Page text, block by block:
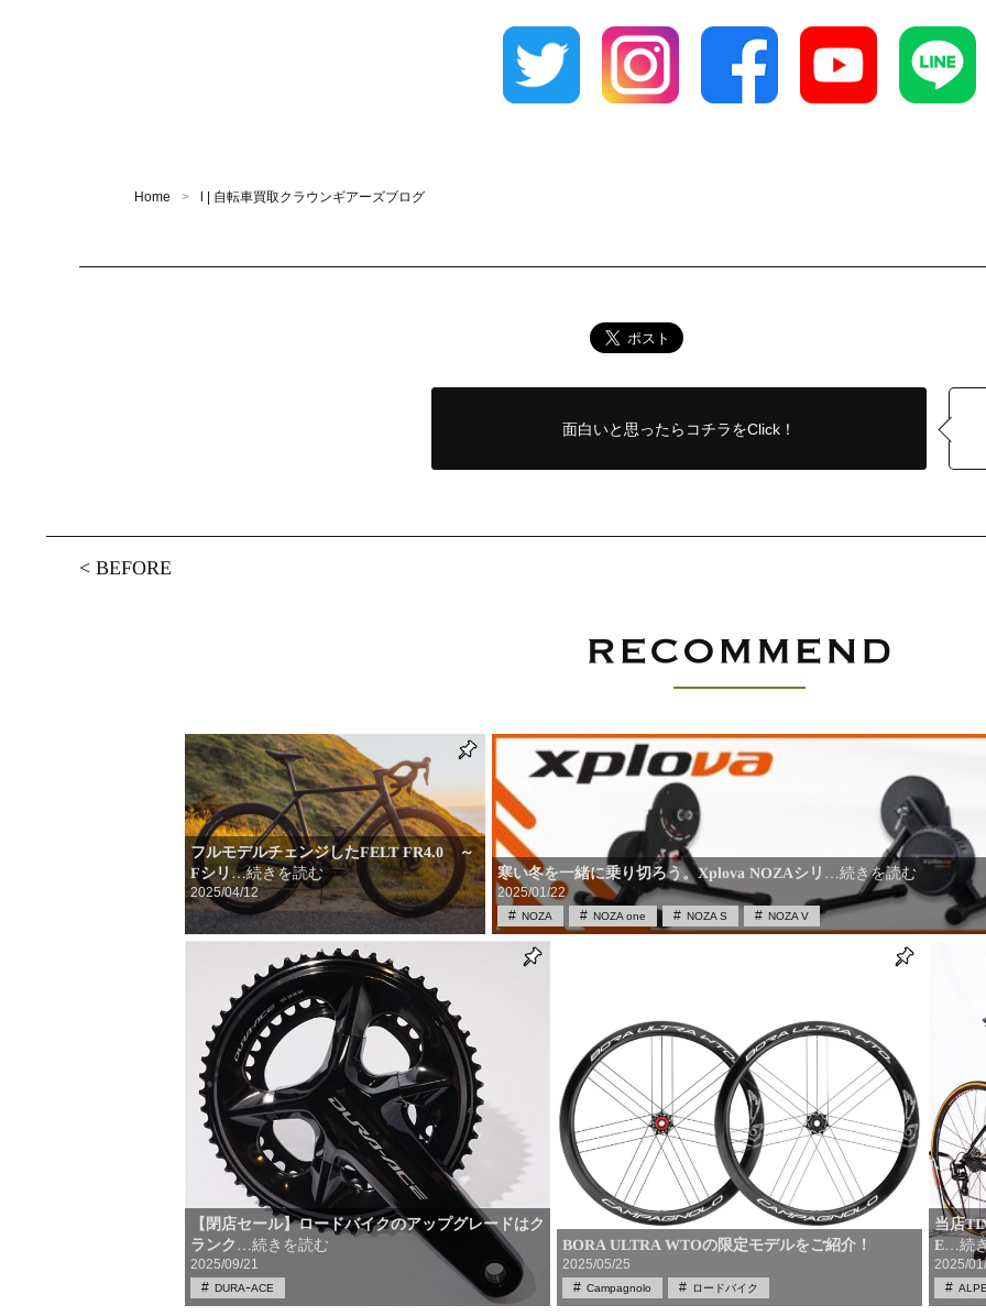
Home l | 自転車買取クラウンギアーズブログ
面白いと思ったら コチラをClick！
<BEFORE
フルモデルチェンジしたFELT FR4.0 ～
Fシリ …続きを読む
2025/04/12
寒い冬を一緒に乗り切ろう。Xplova NOZAシリ …続きを読む
2025/01/22
NOZA NOZA one NOZA S NOZA V
【閉店セール】ロードバイクのアップグレードはク
ランク…続きを読む
2025/09/21
DURAｰACE
BORA ULTRA WTOの限定モデルをご紹介！
2025/05/25
Campagnolo ロードバイク
当店
E…続
2025/